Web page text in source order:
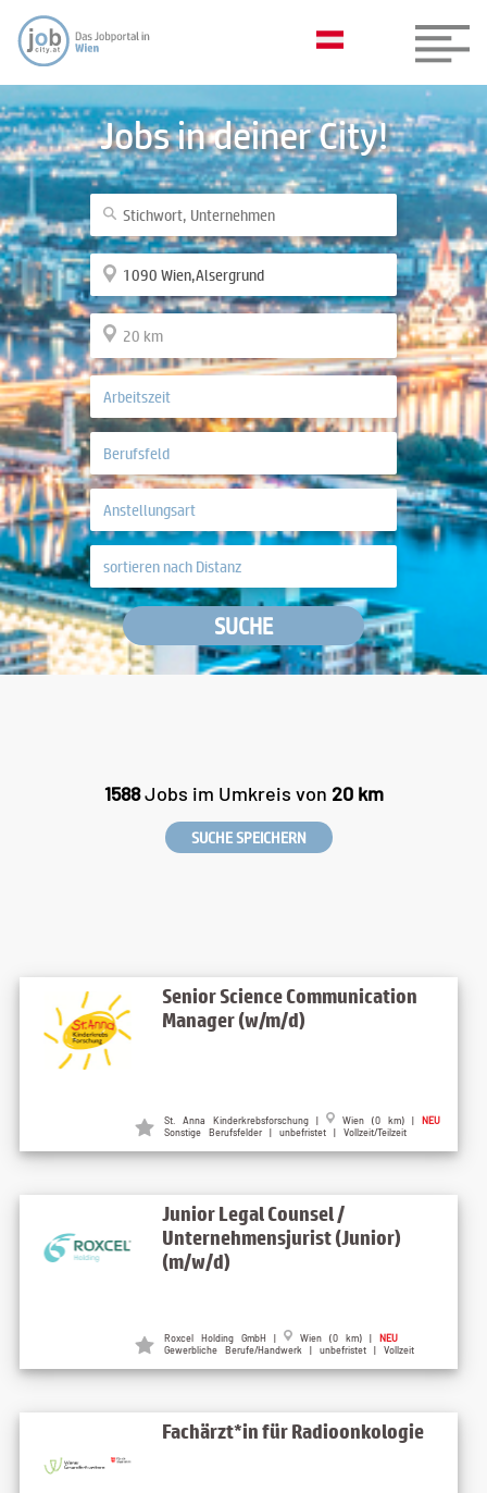
Jobs in deiner City!
SUCHE
1588Jobs im Umkreis von 20 km
SUCHE SPEICHERN
Senior Science Communication
Manager (w/m/d)
St. Anna Kinderkrebsforschung | Wien (0 km) | NEU
Sonstige Berufsfelder | unbefristet | Vollzeit/Teilzeit
Junior Legal Counsel /
Unternehmensjurist (Junior)
(m/w/d)
Roxcel Holding GmbH | Wien (0 km) | NEU
Gewerbliche Berufe/Handwerk | unbefristet | Vollzeit
Fachärzt*in für Radioonkologie